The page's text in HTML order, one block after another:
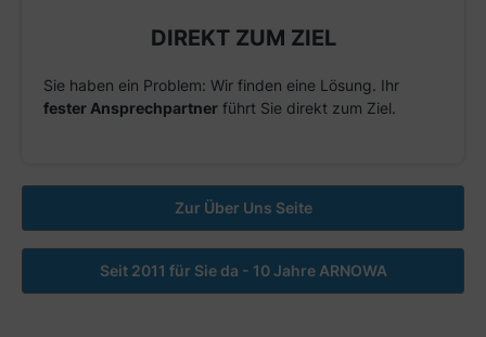
DIREKT ZUM ZIEL
Sie haben ein Problem: Wir finden eine Lösung. Ihr
fester Ansprechpartner führt Sie direkt zum Ziel.
Zur Über Uns Seite
Seit 2011 für Sie da - 10 Jahre ARNOWA